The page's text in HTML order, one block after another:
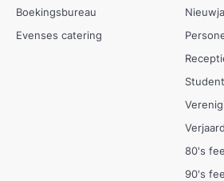
Boekingsbureau
Evenses catering
80's
90's